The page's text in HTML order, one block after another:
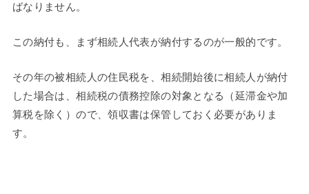
ばなりません。
この納付も、まず相続人代表が納付するのが一般的です。
その年の被相続人の住民税を、相続開始後に相続人が納付
した場合は、相続税の債務控除の対象となる（延滞金や加
算税を除く）ので、領収書は保管しておく必要がありま
す。